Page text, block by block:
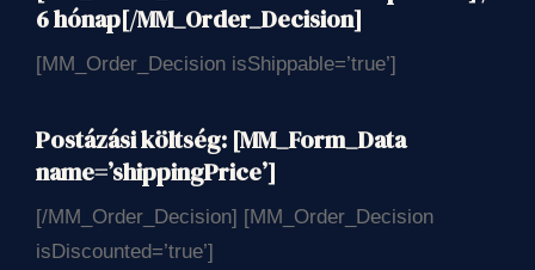
6 hónap[/MM_Order_Decision]
[MM_Order_Decision isShippable=’true’]
Postázási költség: [MM_Form_Data
name=’shippingPrice’]
[/MM_Order_Decision] [MM_Order_Decision
isDiscounted=’true’]